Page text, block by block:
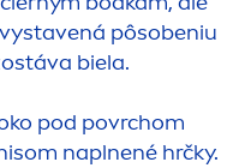
pôsobeniu
biela.
pod povrchom
naplnené hrčky.